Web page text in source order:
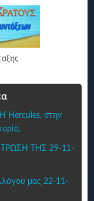
Hercules, στην
ΤΗΣ 29-11-
μας 22-11-